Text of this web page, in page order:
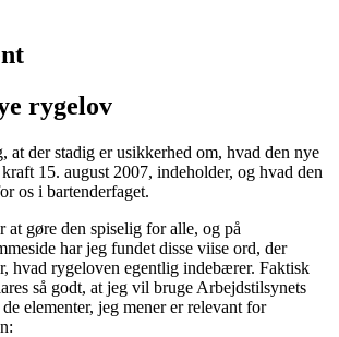
rygelov
at der stadig er usikkerhed om, hvad den nye
15. august 2007, indeholder, og hvad den
os i bartenderfaget.
at gøre den spiselig for alle, og på
har jeg fundet disse viise ord, der
hvad rygeloven egentlig indebærer. Faktisk
så godt, at jeg vil bruge Arbejdstilsynets
elementer, jeg mener er relevant for